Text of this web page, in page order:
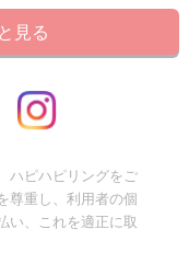
見る
ハピハピリングをご
尊重し、利用者の個
い、これを適正に取